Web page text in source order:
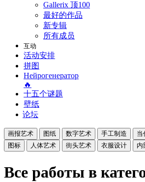
Gallerix 顶100
最好的作品
新专辑
所有成员
互动
活动安排
拼图
Нейрогенератор
🔥
十五个谜题
壁纸
论坛
画报艺术 图纸 数字艺术 手工制造 当
图标
人体艺术 街头艺术 衣服设计 内
Все работы в